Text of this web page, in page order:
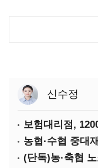
신수정
보험대리점,
농협·수협 중대